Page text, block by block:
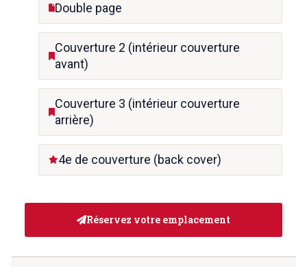
Double page
Couverture 2 (intérieur couverture
avant)
Couverture 3 (intérieur couverture
arrière)
4e de couverture (back cover)
Réservez votre emplacement